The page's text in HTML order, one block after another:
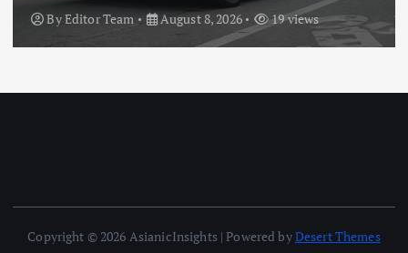
ByEditor Team August 8, 2026 39 views
Copyright © 2026 AsianicInsights | Powered byDesert Themes